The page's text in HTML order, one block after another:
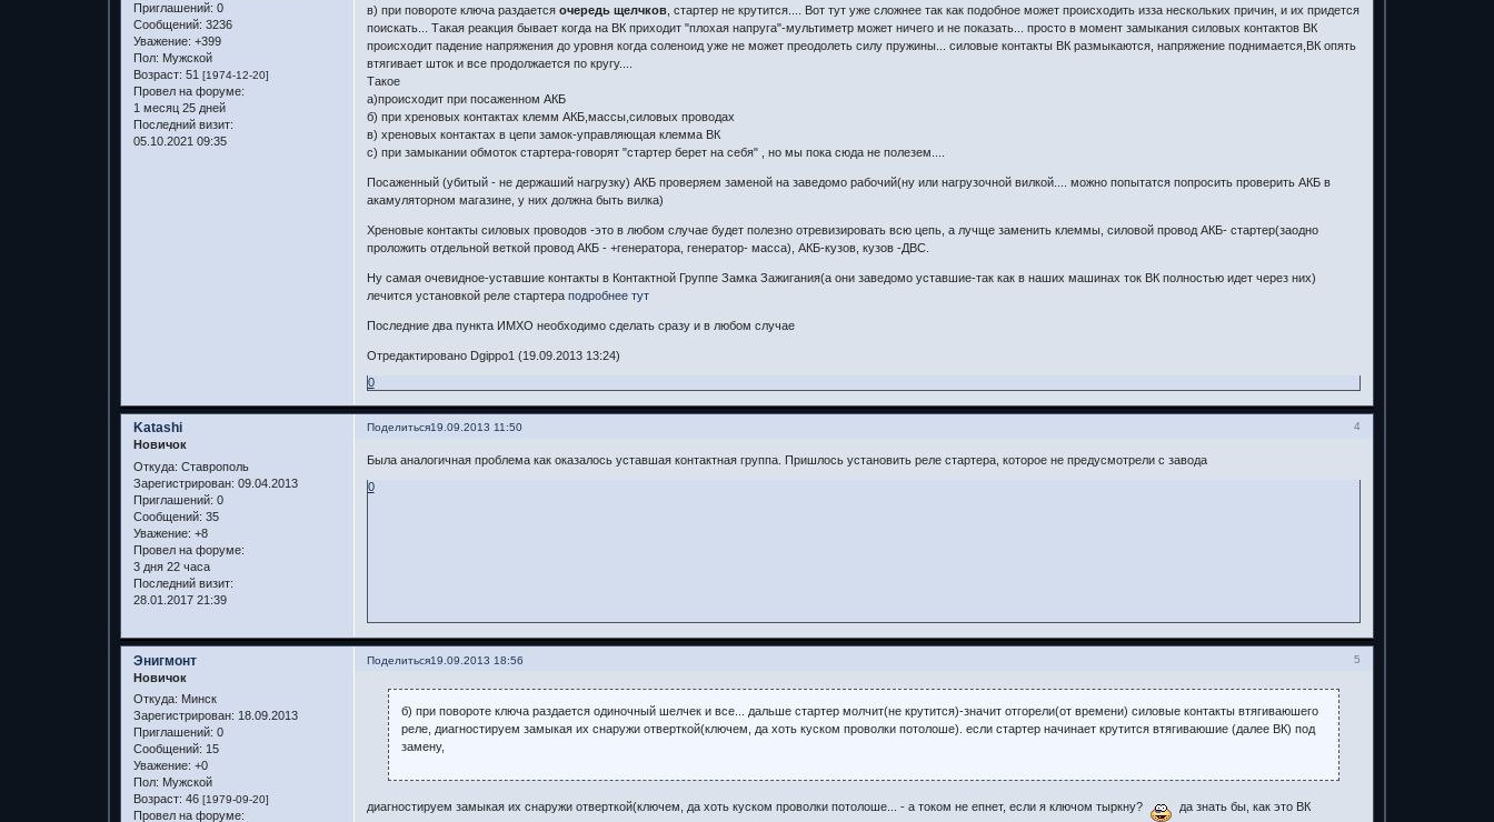
Приглашений: 0
Сообщений: 3236
Уважение: +399
Пол: Мужской
Возраст: 51 [1974-12-20]
Провел на форуме:
1 месяц 25 дней
Последний визит:
05.10.2021 09:35
в) при повороте ключа раздается очередь щелчков, стартер не крутится.... Вот тут уже сложнее так как подобное может происходить изза нескольких причин, и их придется
поискать... Такая реакция бывает когда на ВК приходит "плохая напруга"-мультиметр может ничего и не показать... просто в момент замыкания силовых контактов ВК
происходит падение напряжения до уровня когда соленоид уже не может преодолеть силу пружины... силовые контакты ВК размыкаются, напряжение поднимается,ВК опять
втягивает шток и все продолжается по кругу....
Такое
а)происходит при посаженном АКБ
б) при хреновых контактах клемм АКБ,массы,силовых проводах
в) хреновых контактах в цепи замок-управляющая клемма ВК
с) при замыкании обмоток стартера-говорят "стартер берет на себя" , но мы пока сюда не полезем....
Посаженный (убитый - не держаший нагрузку) АКБ проверяем заменой на заведомо рабочий(ну или нагрузочной вилкой.... можно попытатся попросить проверить АКБ в
акамуляторном магазине, у них должна быть вилка)
Хреновые контакты силовых проводов -это в любом случае будет полезно отревизировать всю цепь, а лучще заменить клеммы, силовой провод АКБ- стартер(заодно
проложить отдельной веткой провод АКБ - +генератора, генератор- масса), АКБ-кузов, кузов -ДВС.
Ну самая очевидное-уставшие контакты в Контактной Группе Замка Зажигания(а они заведомо уставшие-так как в наших машинах ток ВК полностью идет через них)
лечится установкой реле стартера подробнее тут
Последние два пункта ИМХО необходимо сделать сразу и в любом случае
Отредактировано Dgippo1 (19.09.2013 13:24)
0
Поделиться 4
19.09.2013 11:50
Katashi
Новичок
Откуда: Ставрополь
Зарегистрирован: 09.04.2013
Приглашений: 0
Сообщений: 35
Уважение: +8
Провел на форуме:
3 дня 22 часа
Последний визит:
28.01.2017 21:39
Была аналогичная проблема как оказалось уставшая контактная группа. Пришлось установить реле стартера, которое не предусмотрели с завода
0
Поделиться 5
19.09.2013 18:56
Энигмонт
Новичок
Откуда: Минск
Зарегистрирован: 18.09.2013
Приглашений: 0
Сообщений: 15
Уважение: +0
Пол: Мужской
Возраст: 46 [1979-09-20]
Провел на форуме:
б) при повороте ключа раздается одиночный шелчек и все... дальше стартер молчит(не крутится)-значит отгорели(от времени) силовые контакты втягиваюшего
реле, диагностируем замыкая их снаружи отверткой(ключем, да хоть куском проволки потолоше). если стартер начинает крутится втягиваюшие (далее ВК) под
замену,
диагностируем замыкая их снаружи отверткой(ключем, да хоть куском проволки потолоше... - а током не епнет, если я ключом тыркну?
да знать бы, как это ВК